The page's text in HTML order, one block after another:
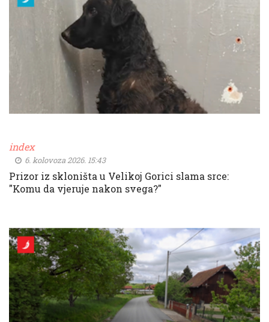
index
6. kolovoza 2026. 15:43
Prizor iz skloništa u Velikoj Gorici slama srce:
"Komu da vjeruje nakon svega?"